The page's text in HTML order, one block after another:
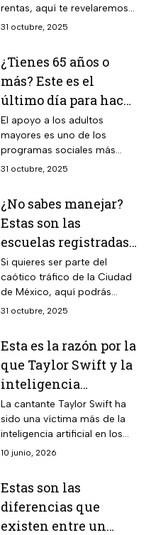
rentas, aquí te revelaremos
qué es lo que tienes que
31 octubre, 2025
¿Tienes 65 años o
más? Este es el
último día para hacer
tu registro a la
Pensión Bienestar
2023
El apoyo a los adultos
mayores es uno de los
programas sociales más
importantes del actual
31 octubre, 2025
¿No sabes manejar?
Estas son las
escuelas registradas
ante Semovi para
que aprendas
Si quieres ser parte del
caótico tráfico de la Ciudad
de México, aquí podrás
conocer las escuelas de
31 octubre, 2025
Esta es la razón por la
que Taylor Swift y la
inteligencia
artificial son
tendencia
La cantante Taylor Swift ha
sido una víctima más de la
inteligencia artificial en los
últimos días, ya que su
10 junio, 2026
Estas son las
diferencias que
existen entre un